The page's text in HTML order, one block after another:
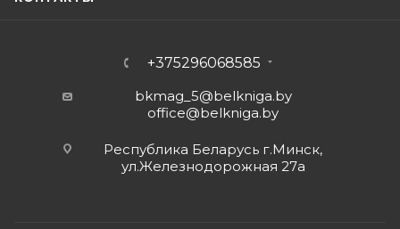
+375296068585
bkmag_5@belkniga.by
office@belkniga.by
Республика Беларусь г.Минск,
ул.Железнодорожная 27а